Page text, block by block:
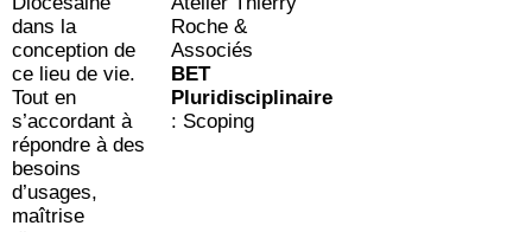
dans la
conception de
ce lieu de vie.
Tout en
s’accordant à
répondre à des
besoins
d’usages,
maîtrise
Roche &
Associés
BET
Pluridisciplinaire
: Scoping